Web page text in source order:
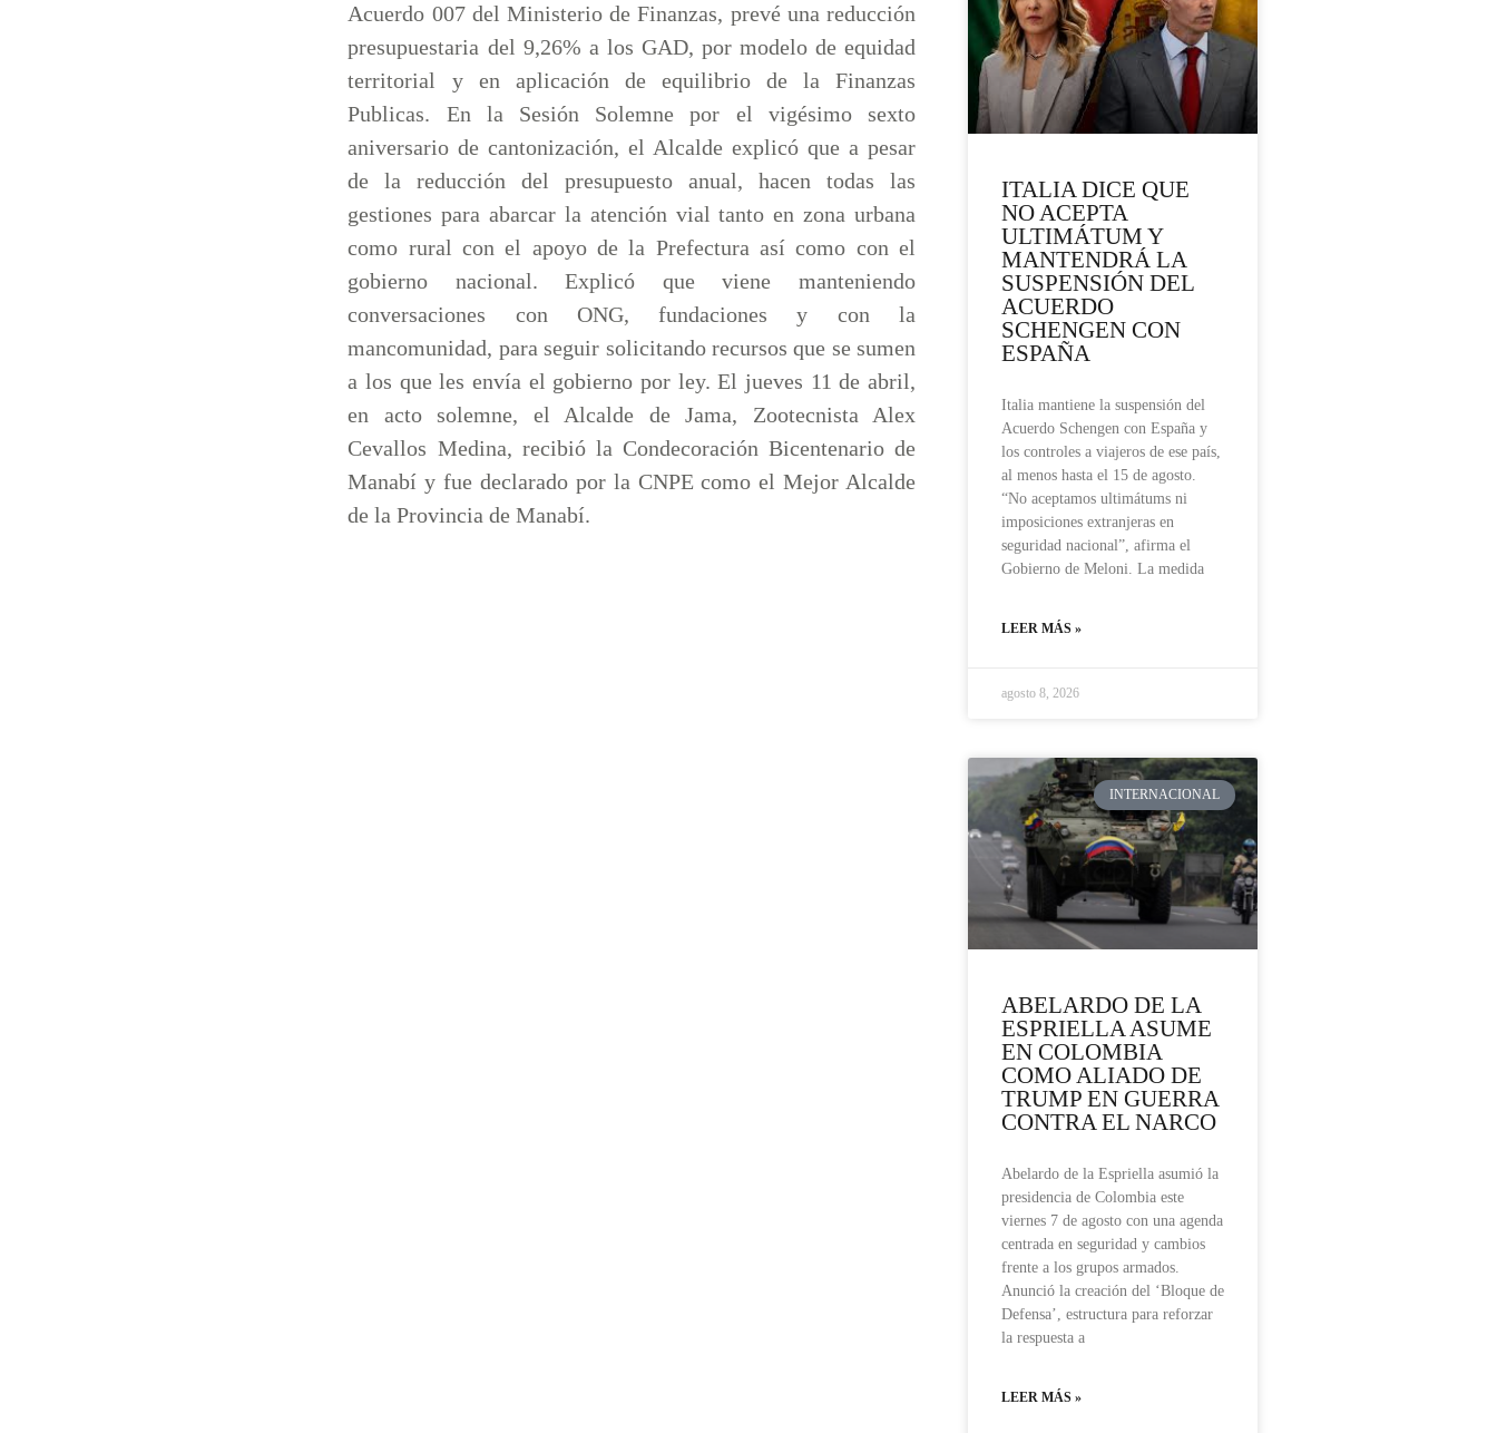
Acuerdo 007 del Ministerio de Finanzas, prevé una reducción
presupuestaria del 9,26% a los GAD, por modelo de equidad
territorial y en aplicación de equilibrio de la Finanzas
Publicas. En la Sesión Solemne por el vigésimo sexto
aniversario de cantonización, el Alcalde explicó que a pesar
de la reducción del presupuesto anual, hacen todas las
gestiones para abarcar la atención vial tanto en zona urbana
como rural con el apoyo de la Prefectura así como con el
gobierno nacional. Explicó que viene manteniendo
conversaciones con ONG, fundaciones y con la
mancomunidad, para seguir solicitando recursos que se sumen
a los que les envía el gobierno por ley. El jueves 11 de abril,
en acto solemne, el Alcalde de Jama, Zootecnista Alex
Cevallos Medina, recibió la Condecoración Bicentenario de
Manabí y fue declarado por la CNPE como el Mejor Alcalde
de la Provincia de Manabí.
ITALIA DICE QUE
NO ACEPTA
ULTIMÁTUM Y
MANTENDRÁ LA
SUSPENSIÓN DEL
ACUERDO
SCHENGEN CON
ESPAÑA
Italia mantiene la suspensión del
Acuerdo Schengen con España y
los controles a viajeros de ese país,
al menos hasta el 15 de agosto.
“No aceptamos ultimátums ni
imposiciones extranjeras en
seguridad nacional”, afirma el
Gobierno de Meloni. La medida
LEER MÁS »
agosto 8, 2026
INTERNACIONAL
ABELARDO DE LA
ESPRIELLA ASUME
EN COLOMBIA
COMO ALIADO DE
TRUMP EN GUERRA
CONTRA EL NARCO
Abelardo de la Espriella asumió la
presidencia de Colombia este
viernes 7 de agosto con una agenda
centrada en seguridad y cambios
frente a los grupos armados.
Anunció la creación del ‘Bloque de
Defensa’, estructura para reforzar
la respuesta a
LEER MÁS »